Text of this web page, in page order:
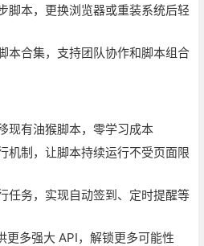
脚本，更换浏览器或重装系统后轻
本合集，支持团队协作和脚本组合
现有油猴脚本，零学习成本
机制，让脚本持续运行不受页面限
任务，实现自动签到、定时提醒等
更多强大 API，解锁更多可能性